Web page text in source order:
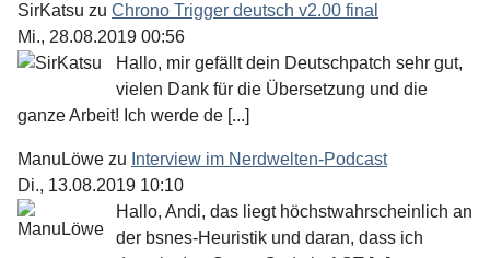
SirKatsu zu Chrono Trigger deutsch v2.00 final
Mi., 28.08.2019 00:56
Hallo, mir gefällt dein Deutschpatch sehr gut,
vielen Dank für die Übersetzung und die
ganze Arbeit! Ich werde de [...]
ManuLöwe zu Interview im Nerdwelten-Podcast
Di., 13.08.2019 10:10
Hallo, Andi, das liegt höchstwahrscheinlich an
der bsnes-Heuristik und daran, dass ich